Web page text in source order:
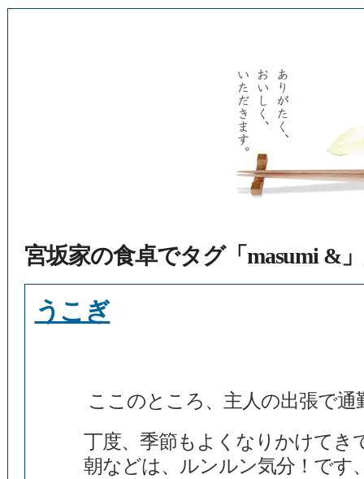
宮坂家の食卓でタグ「masumi &
うこぎ
ここのところ、主人の出張で通
丁度、季節もよくなりかけてき
朝などは、ルンルン気分！です